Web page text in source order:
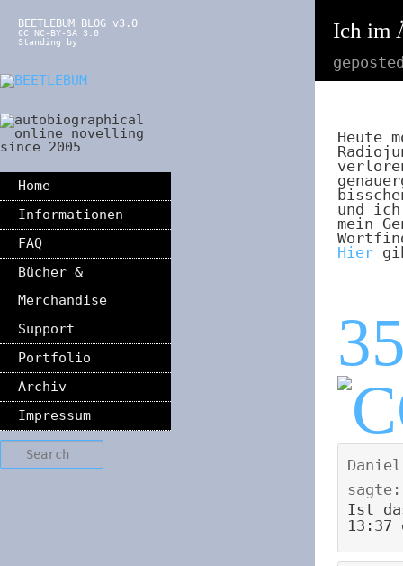
BEETLEBUM BLOG v3.0
CC NC-BY-SA 3.0
Standing by
Home
Informationen
FAQ
Bücher &
Merchandise
Support
Portfolio
Archiv
Impressum
Search
Ich im
Heute
und
mein
Hier
Daniel
sagte:
Ist
13:37